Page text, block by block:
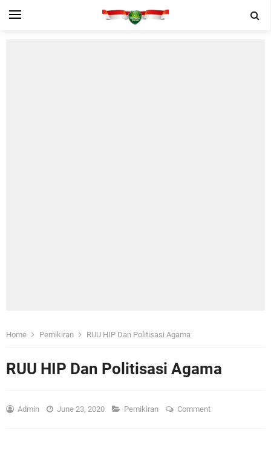
Home Pemikiran RUU HIP Dan Politisasi Agama
RUU HIP Dan Politisasi Agama
Admin June 23, 2020 Pemikiran Comment